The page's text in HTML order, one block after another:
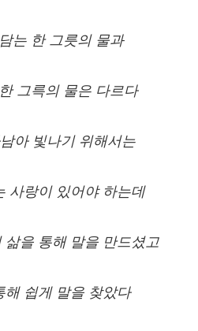
는 한 그릇의 물과
그륵의 물은 다르다
아 빛나기 위해서는
사랑이 있어야 하는데
삶을 통해 말을 만드셨고
해 쉽게 말을 찾았다